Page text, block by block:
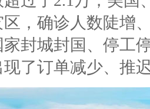
，确诊人数陡增
封城封国、停工
了订单减少、推